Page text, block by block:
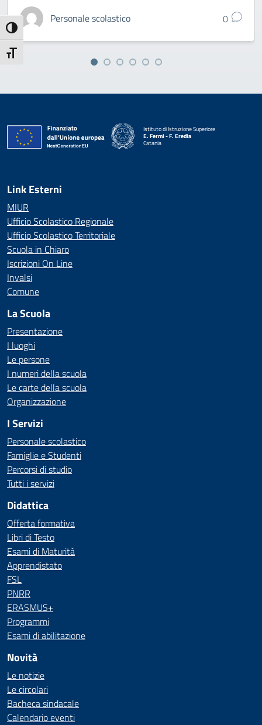
Attiva/disattiva alto contrasto
Attiva/disattiva dimensione testo
Personale scolastico 0
Istituto di Istruzione Superiore
E. Fermi - F. Eredia
Catania
Link Esterni
MIUR
Ufficio Scolastico Regionale
Ufficio Scolastico Territoriale
Scuola in Chiaro
Iscrizioni On Line
Invalsi
Comune
La Scuola
Presentazione
I luoghi
Le persone
I numeri della scuola
Le carte della scuola
Organizzazione
I Servizi
Personale scolastico
Famiglie e Studenti
Percorsi di studio
Tutti i servizi
Didattica
Offerta formativa
Libri di Testo
Esami di Maturità
Apprendistato
FSL
PNRR
ERASMUS+
Programmi
Esami di abilitazione
Novità
Le notizie
Le circolari
Bacheca sindacale
Calendario eventi